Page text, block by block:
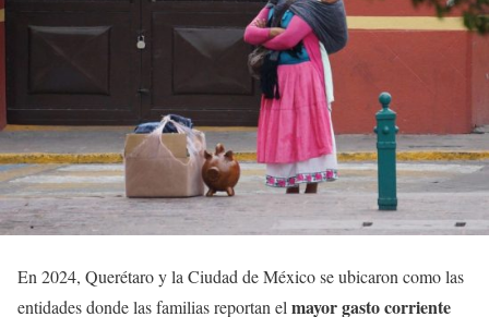
En 2024, Querétaro y la Ciudad de México se ubicaron como las
entidades donde las familias reportan el mayor gasto corriente